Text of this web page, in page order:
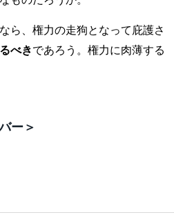
ら、権力の走狗となって庇護さ
べきであろう。権力に肉薄する
ー＞